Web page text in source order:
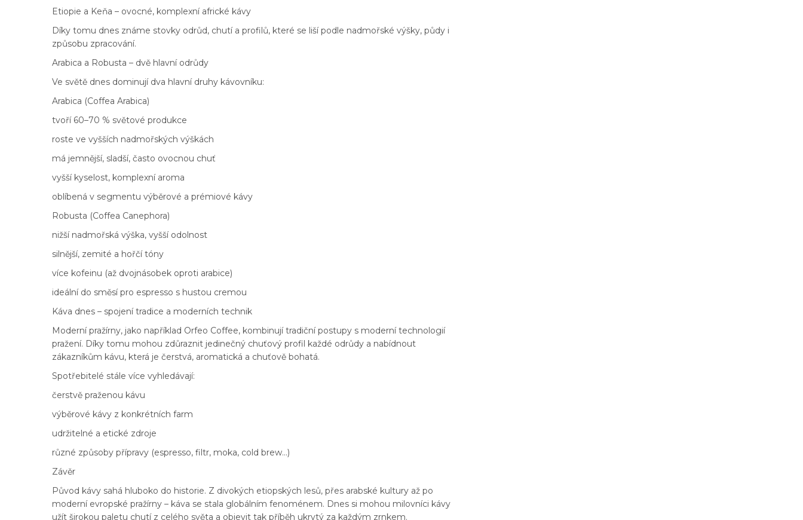
Etiopie a Keňa – ovocné, komplexní africké kávy
Díky tomu dnes známe stovky odrůd, chutí a profilů, které se liší podle nadmořské výšky, půdy i
způsobu zpracování.
Arabica a Robusta – dvě hlavní odrůdy
Ve světě dnes dominují dva hlavní druhy kávovníku:
Arabica (Coffea Arabica)
tvoří 60–70 % světové produkce
roste ve vyšších nadmořských výškách
má jemnější, sladší, často ovocnou chuť
vyšší kyselost, komplexní aroma
oblíbená v segmentu výběrové a prémiové kávy
Robusta (Coffea Canephora)
nižší nadmořská výška, vyšší odolnost
silnější, zemité a hořčí tóny
více kofeinu (až dvojnásobek oproti arabice)
ideální do směsí pro espresso s hustou cremou
Káva dnes – spojení tradice a moderních technik
Moderní pražírny, jako například Orfeo Coffee, kombinují tradiční postupy s moderní technologií
pražení. Díky tomu mohou zdůraznit jedinečný chuťový profil každé odrůdy a nabídnout
zákazníkům kávu, která je čerstvá, aromatická a chuťově bohatá.
Spotřebitelé stále více vyhledávají:
čerstvě praženou kávu
výběrové kávy z konkrétních farm
udržitelné a etické zdroje
různé způsoby přípravy (espresso, filtr, moka, cold brew…)
Závěr
Původ kávy sahá hluboko do historie. Z divokých etiopských lesů, přes arabské kultury až po
moderní evropské pražírny – káva se stala globálním fenoménem. Dnes si mohou milovníci kávy
užít širokou paletu chutí z celého světa a objevit tak příběh ukrytý za každým zrnkem.